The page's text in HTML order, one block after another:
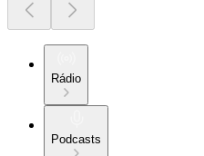
Rádio
Podcasts